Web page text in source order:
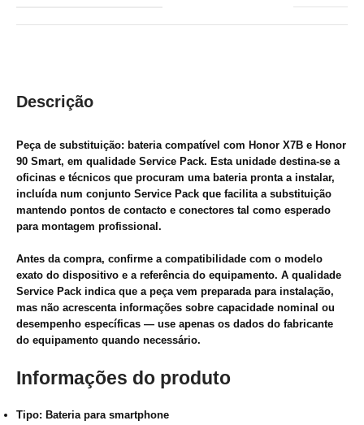
Descrição
Peça de substituição: bateria compatível com Honor X7B e Honor
90 Smart, em qualidade Service Pack. Esta unidade destina-se a
oficinas e técnicos que procuram uma bateria pronta a instalar,
incluída num conjunto Service Pack que facilita a substituição
mantendo pontos de contacto e conectores tal como esperado
para montagem profissional.
Antes da compra, confirme a compatibilidade com o modelo
exato do dispositivo e a referência do equipamento. A qualidade
Service Pack indica que a peça vem preparada para instalação,
mas não acrescenta informações sobre capacidade nominal ou
desempenho específicas — use apenas os dados do fabricante
do equipamento quando necessário.
Informações do produto
Tipo: Bateria para smartphone